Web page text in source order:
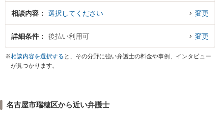
相談内容 選択してください 変更
詳細条件 後払い利用可 変更
※相談内容を選択する と、その分野に強い弁護士の料金や事例、インタビュー
が見つかります。
名古屋市瑞穂区から近い弁護士